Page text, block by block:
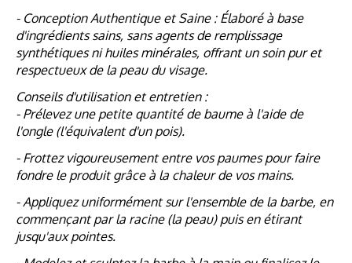
- Conception Authentique et Saine : Élaboré à base
d'ingrédients sains, sans agents de remplissage
synthétiques ni huiles minérales, offrant un soin pur et
respectueux de la peau du visage.
Conseils d'utilisation et entretien :
- Prélevez une petite quantité de baume à l'aide de
l'ongle (l'équivalent d'un pois).
- Frottez vigoureusement entre vos paumes pour faire
fondre le produit grâce à la chaleur de vos mains.
- Appliquez uniformément sur l'ensemble de la barbe, en
commençant par la racine (la peau) puis en étirant
jusqu'aux pointes.